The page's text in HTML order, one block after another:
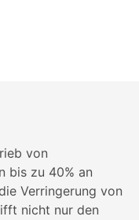
von
bis zu 40% an
Verringerung von
nicht nur den